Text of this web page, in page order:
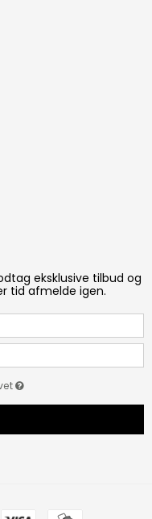
eksklusive tilbud og
tid afmelde igen.